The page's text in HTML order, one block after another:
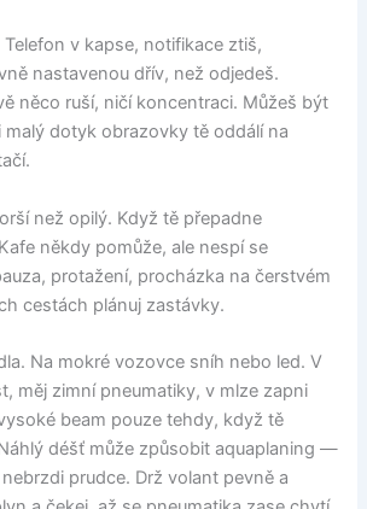
Telefon v kapse, notifikace ztiš,
nastavenou dřív, než odjedeš.
něco ruší, ničí koncentraci. Můžeš být
malý dotyk obrazovky tě oddálí na
než opilý. Když tě přepadne
někdy pomůže, ale nespí se
protažení, procházka na čerstvém
cestách plánuj zastávky.
Na mokré vozovce sníh nebo led. V
měj zimní pneumatiky, v mlze zapni
beam pouze tehdy, když tě
déšť může způsobit aquaplaning —
prudce. Drž volant pevně a